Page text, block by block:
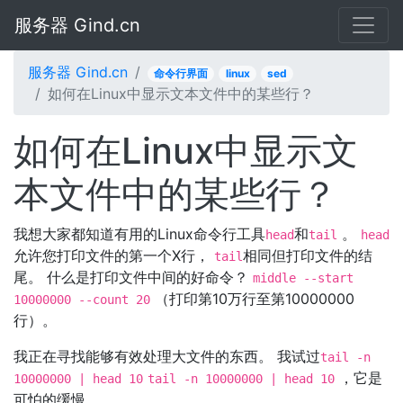
服务器 Gind.cn
服务器 Gind.cn 命令行界面 linux sed
如何在Linux中显示文本文件中的某些行？
如何在Linux中显示文
本文件中的某些行？
我想大家都知道有用的Linux命令行工具head和tail 。 head
允许您打印文件的第一个X行， tail相同但打印文件的结
尾。 什么是打印文件中间的好命令？ middle --start
10000000 --count 20
（打印第10万行至第10000000
行）。
我正在寻找能够有效处理大文件的东西。 我试过tail -n
10000000 | head 10 tail -n 10000000 | head 10
，它是
可怕的缓慢。